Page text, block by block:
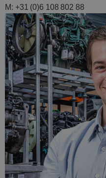
M: +31 (0)6 108 802 88